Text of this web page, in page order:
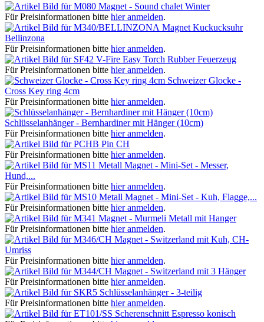
Magnet - Sound chalet Winter
Für Preisinformationen bitte hier anmelden.
Magnet Kuckucksuhr
Bellinzona
Für Preisinformationen bitte hier anmelden.
V-Fire Easy Torch Rubber Feuerzeug
Für Preisinformationen bitte hier anmelden.
Schweizer Glocke -
Cross Key ring 4cm
Für Preisinformationen bitte hier anmelden.
Schlüsselanhänger - Bernhardiner mit Hänger (10cm)
Für Preisinformationen bitte hier anmelden.
Pin CH
Für Preisinformationen bitte hier anmelden.
Metall Magnet - Mini-Set - Messer,
Hund,...
Für Preisinformationen bitte hier anmelden.
Metall Magnet - Mini-Set - Kuh, Flagge,...
Für Preisinformationen bitte hier anmelden.
Magnet - Murmeli Metall mit Hanger
Für Preisinformationen bitte hier anmelden.
Magnet - Switzerland mit Kuh, CH-
Umriss
Für Preisinformationen bitte hier anmelden.
Magnet - Switzerland mit 3 Hänger
Für Preisinformationen bitte hier anmelden.
Schlüsselanhänger - 3-teilig
Für Preisinformationen bitte hier anmelden.
Scherenschnitt Espresso konisch